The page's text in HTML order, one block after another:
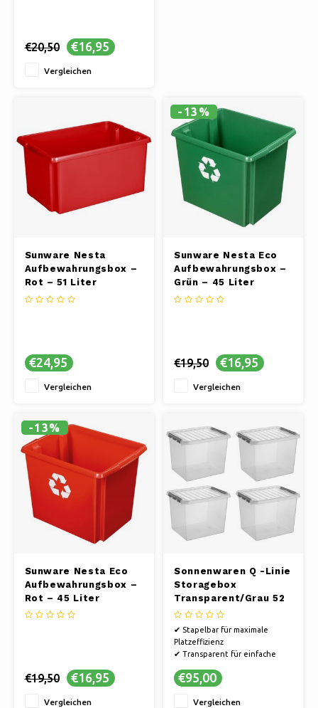
€20,50 €16,95
Vergleichen
Sunware Nesta
Aufbewahrungsbox –
Rot – 51 Liter
€24,95
Vergleichen
-13%
Sunware Nesta Eco
Aufbewahrungsbox –
Grün – 45 Liter
€19,50 €16,95
Vergleichen
-13%
Sunware Nesta Eco
Aufbewahrungsbox –
Rot – 45 Liter
€19,50 €16,95
Vergleichen
Sonnenwaren Q -Linie
Storagebox
Transparent/Grau 52
Liter - Set von 4
Teilen
✔ Stapelbar für maximale
Platzeffizienz
✔ Transparent für einfache
✔ Robustes und langlebiges
Nutzungsdauer
€95,00
Vergleichen